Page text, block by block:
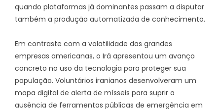
quando plataformas já dominantes passam a disputar
também a produção automatizada de conhecimento.
Em contraste com a volatilidade das grandes
empresas americanas, o Irã apresentou um avanço
concreto no uso da tecnologia para proteger sua
população. Voluntários iranianos desenvolveram um
mapa digital de alerta de mísseis para suprir a
ausência de ferramentas públicas de emergência em